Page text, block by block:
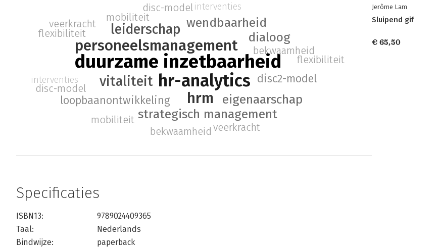
duurzame inzetbaarheid
hr-analytics
personeelsmanagement
hrm
leiderschap
vitaliteit
wendbaarheid
eigenaarschap
dialoog
strategisch management
disc2-model
loopbaanontwikkeling
bekwaamheid
mobiliteit
disc-model interventies
flexibiliteit
veerkracht
bekwaamheid
mobiliteit
disc-model
interventies
flexibiliteit
veerkracht
Specificaties
ISBN13:
9789024409365
Taal:
Nederlands
Bindwijze:
paperback
Jerôme Lam
Sluipend gif
€ 65,50